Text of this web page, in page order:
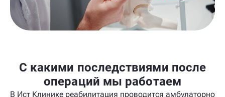
С какими последствиями после
операций мы работаем
В Ист Клинике реабилитация проводится амбулаторно